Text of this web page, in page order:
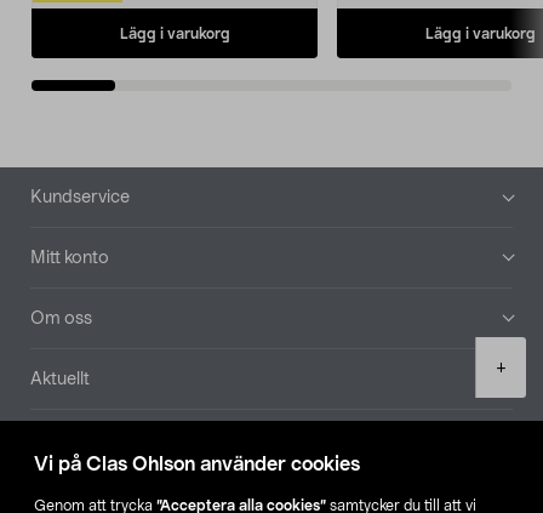
Vi på Clas Ohlson använder cookies
Genom att trycka ”Acceptera alla cookies” samtycker du till att vi
+
Lägg i varukorg Lägg i varukorg
Sidfot
Kundservice
Mitt konto
Om oss
Aktuellt
Hitta butik